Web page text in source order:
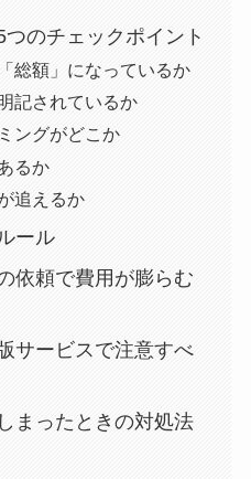
のチェックポイント
総額」になっているか
記されているか
ングがどこか
るか
追えるか
ール
依頼で費用が膨らむ
サービスで注意すべ
まったときの対処法